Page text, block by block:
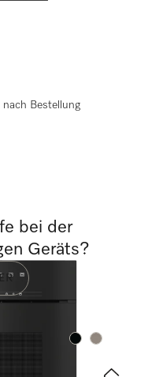
Bestellung
Farbe:Farbe:
bei der
Geräts?